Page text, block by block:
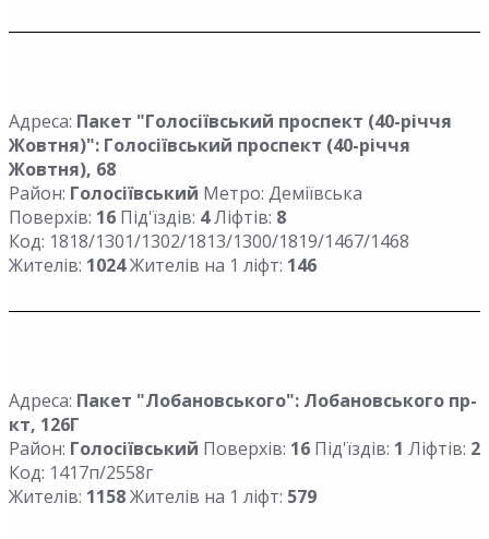
Адреса: Пакет "Голосіївський проспект (40-річчя
Жовтня)": Голосіївський проспект (40-річчя
Жовтня), 68
Район: Голосіївський Метро: Деміївська
Поверхів: 16 Під'їздів: 4Ліфтів: 8
Код: 1818/1301/1302/1813/1300/1819/1467/1468
Жителів: 1024Жителів на 1 ліфт: 146
Адреса: Пакет "Лобановського": Лобановського пр-
кт, 126Г
Район: Голосіївський Поверхів: 16 Під'їздів: 1 Ліфтів: 2
Код: 1417п/2558г
Жителів: 1158Жителів на 1 ліфт: 579